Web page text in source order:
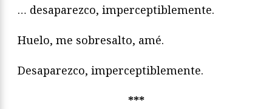
… desaparezco, imperceptiblemente.
Huelo, me sobresalto, amé.
Desaparezco, imperceptiblemente.
***